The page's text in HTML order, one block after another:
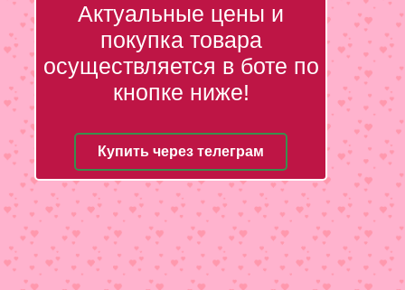
Актуальные цены и
покупка товара
осуществляется в боте по
кнопке ниже!
Купить через телеграм